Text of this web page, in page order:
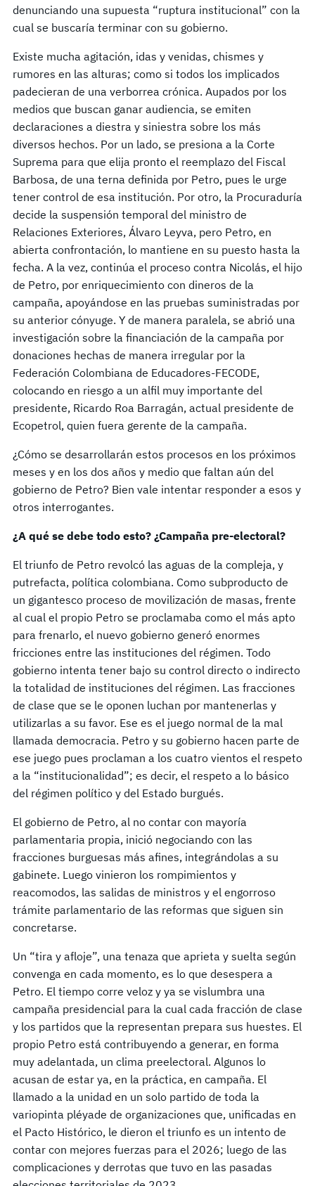
denunciando una supuesta “ruptura institucional” con la
cual se buscaría terminar con su gobierno.
Existe mucha agitación, idas y venidas, chismes y
rumores en las alturas; como si todos los implicados
padecieran de una verborrea crónica. Aupados por los
medios que buscan ganar audiencia, se emiten
declaraciones a diestra y siniestra sobre los más
diversos hechos. Por un lado, se presiona a la Corte
Suprema para que elija pronto el reemplazo del Fiscal
Barbosa, de una terna definida por Petro, pues le urge
tener control de esa institución. Por otro, la Procuraduría
decide la suspensión temporal del ministro de
Relaciones Exteriores, Álvaro Leyva, pero Petro, en
abierta confrontación, lo mantiene en su puesto hasta la
fecha. A la vez, continúa el proceso contra Nicolás, el hijo
de Petro, por enriquecimiento con dineros de la
campaña, apoyándose en las pruebas suministradas por
su anterior cónyuge. Y de manera paralela, se abrió una
investigación sobre la financiación de la campaña por
donaciones hechas de manera irregular por la
Federación Colombiana de Educadores-FECODE,
colocando en riesgo a un alfil muy importante del
presidente, Ricardo Roa Barragán, actual presidente de
Ecopetrol, quien fuera gerente de la campaña.
¿Cómo se desarrollarán estos procesos en los próximos
meses y en los dos años y medio que faltan aún del
gobierno de Petro? Bien vale intentar responder a esos y
otros interrogantes.
¿A qué se debe todo esto? ¿Campaña pre-electoral?
El triunfo de Petro revolcó las aguas de la compleja, y
putrefacta, política colombiana. Como subproducto de
un gigantesco proceso de movilización de masas, frente
al cual el propio Petro se proclamaba como el más apto
para frenarlo, el nuevo gobierno generó enormes
fricciones entre las instituciones del régimen. Todo
gobierno intenta tener bajo su control directo o indirecto
la totalidad de instituciones del régimen. Las fracciones
de clase que se le oponen luchan por mantenerlas y
utilizarlas a su favor. Ese es el juego normal de la mal
llamada democracia. Petro y su gobierno hacen parte de
ese juego pues proclaman a los cuatro vientos el respeto
a la “institucionalidad”; es decir, el respeto a lo básico
del régimen político y del Estado burgués.
El gobierno de Petro, al no contar con mayoría
parlamentaria propia, inició negociando con las
fracciones burguesas más afines, integrándolas a su
gabinete. Luego vinieron los rompimientos y
reacomodos, las salidas de ministros y el engorroso
trámite parlamentario de las reformas que siguen sin
concretarse.
Un “tira y afloje”, una tenaza que aprieta y suelta según
convenga en cada momento, es lo que desespera a
Petro. El tiempo corre veloz y ya se vislumbra una
campaña presidencial para la cual cada fracción de clase
y los partidos que la representan prepara sus huestes. El
propio Petro está contribuyendo a generar, en forma
muy adelantada, un clima preelectoral. Algunos lo
acusan de estar ya, en la práctica, en campaña. El
llamado a la unidad en un solo partido de toda la
variopinta pléyade de organizaciones que, unificadas en
el Pacto Histórico, le dieron el triunfo es un intento de
contar con mejores fuerzas para el 2026; luego de las
complicaciones y derrotas que tuvo en las pasadas